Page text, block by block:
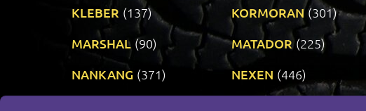
KLEBER (137) KORMORAN (301)
MARSHAL (90) MATADOR (225)
NANKANG (371) NEXEN (446)